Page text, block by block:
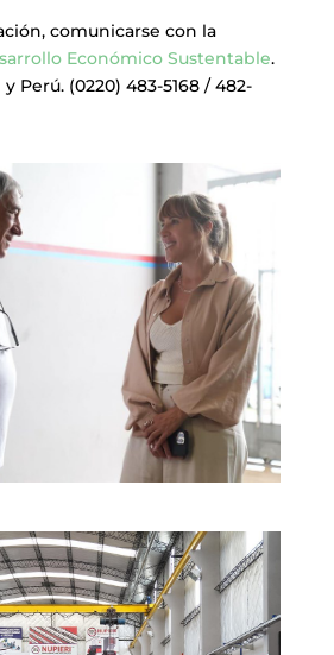
comunicarse con la
Económico Sustentable.
Perú. (0220) 483-5168 / 482-